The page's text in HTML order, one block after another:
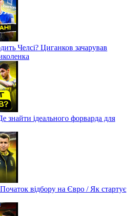
Челсі? Циганков зачарував
знайти ідеального форварда для
відбору на Євро / Як стартує